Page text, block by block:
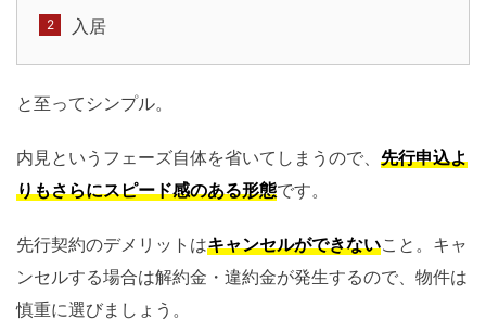
入居
と至ってシンプル。
内見というフェーズ自体を省いてしまうので、 先行申込よ
りもさらにスピード感のある形態です。
先行契約のデメリットはキャンセルができないこと。キャ
ンセルする場合は解約金・違約金が発生するので、物件は
慎重に選びましょう。